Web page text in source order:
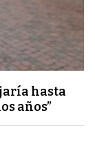
hasta
años”